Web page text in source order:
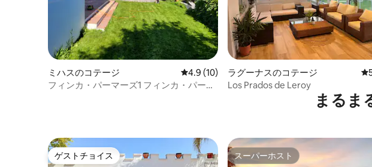
ミハスのコテージ レビュー10件、5つ星中4.9つ星の平均評価
4.9 (10)
フィンカ・パーマーズ1 フィンカ・パーマ
ラグーナスのコテージ レ
Los Prados de Leroy
まるま
ゲストチョイス
ゲストチョイス スーパーホスト
スーパーホスト